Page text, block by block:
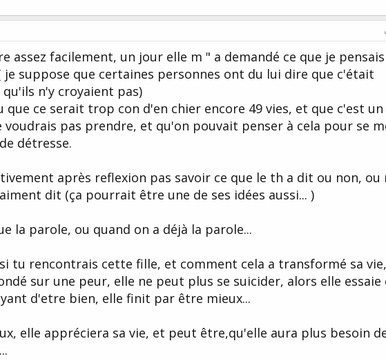
assez facilement, un jour elle m " a demandé ce que je
je suppose que certaines personnes ont du lui dire que c'était
n'y croyaient pas)
que ce serait trop con d'en chier encore 49 vies, et que c'est un
voudrais pas prendre, et qu'on pouvait penser à cela pour se
détresse.
après reflexion pas savoir ce que le th a dit ou non, ou
dit (ça pourrait être une de ses idées aussi... )
la parole, ou quand on a déjà la parole...
tu rencontrais cette fille, et comment cela a transformé sa vie,
sur une peur, elle ne peut plus se suicider, alors elle essaie
d'etre bien, elle finit par être mieux...
elle appréciera sa vie, et peut être,qu'elle aura plus besoin